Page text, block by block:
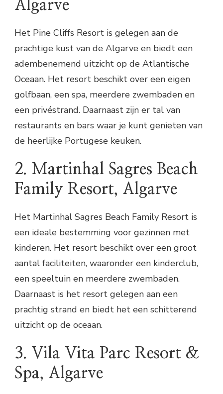
Algarve
Het Pine Cliffs Resort is gelegen aan de
prachtige kust van de Algarve en biedt een
adembenemend uitzicht op de Atlantische
Oceaan. Het resort beschikt over een eigen
golfbaan, een spa, meerdere zwembaden en
een privéstrand. Daarnaast zijn er tal van
restaurants en bars waar je kunt genieten van
de heerlijke Portugese keuken.
2. Martinhal Sagres Beach
Family Resort, Algarve
Het Martinhal Sagres Beach Family Resort is
een ideale bestemming voor gezinnen met
kinderen. Het resort beschikt over een groot
aantal faciliteiten, waaronder een kinderclub,
een speeltuin en meerdere zwembaden.
Daarnaast is het resort gelegen aan een
prachtig strand en biedt het een schitterend
uitzicht op de oceaan.
3. Vila Vita Parc Resort &
Spa, Algarve